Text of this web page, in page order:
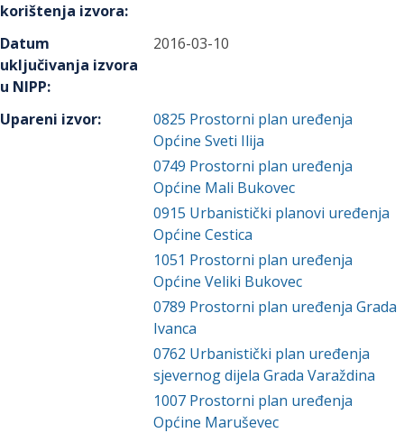
korištenja izvora:
Datum
uključivanja izvora
u NIPP:
2016-03-10
Upareni izvor: 0825 Prostorni plan uređenja
Općine Sveti Ilija
0749 Prostorni plan uređenja
Općine Mali Bukovec
0915 Urbanistički planovi uređenja
Općine Cestica
1051 Prostorni plan uređenja
Općine Veliki Bukovec
0789 Prostorni plan uređenja Grada
Ivanca
0762 Urbanistički plan uređenja
sjevernog dijela Grada Varaždina
1007 Prostorni plan uređenja
Općine Maruševec